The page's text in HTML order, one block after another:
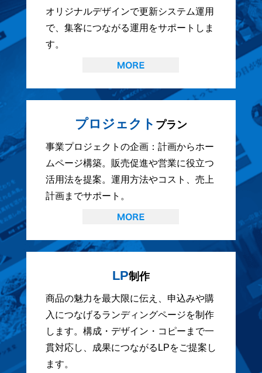
オリジナルデザインで更新システム運用
で、集客につながる運用をサポートしま
す。
プロジェクト プラン
事業プロジェクトの企画：計画からホー
ムページ構築。販売促進や営業に役立つ
活用法を提案。運用方法やコスト、売上
計画までサポート。
LP制作
商品の魅力を最大限に伝え、申込みや購
入につなげるランディングページを制作
します。構成・デザイン・コピーまで一
貫対応し、成果につながるLPをご提案し
ます。